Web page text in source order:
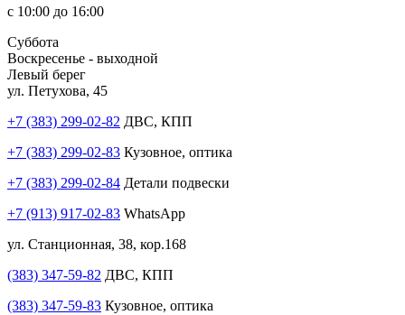
с 10:00 до 16:00
Суббота
Воскресенье - выходной
Левый берег
ул. Петухова, 45
+7 (383) 299-02-82 ДВС, КПП
+7 (383) 299-02-83 Кузовное, оптика
+7 (383) 299-02-84 Детали подвески
+7 (913) 917-02-83 WhatsApp
ул. Станционная, 38, кор.168
(383) 347-59-82 ДВС, КПП
(383) 347-59-83 Кузовное, оптика